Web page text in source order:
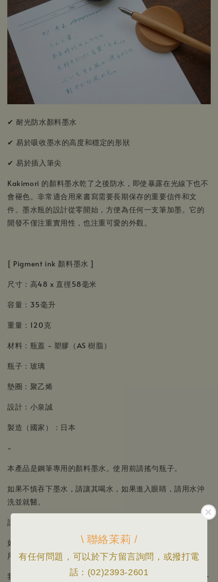
\ 聯絡茉莉 /
有任何問題，可以於下方留言詢問，或撥打電
話：(02)2393-2601
✔ 耐光防水顏料墨水
✔ 易於吸收墨水的高度和穩定的形狀
✔ 易於插入筆尖
Kakimori 的顏料墨水乾了之後防水，即使暴露在光線下也不
會褪色。非常適合用來書寫需要長期保存的重要信件和文
件。墨水瓶的設計從零開始，方便為任何一支筆加墨。它的
開發不僅注重實用性，也注重可愛的外觀。
[ Pigment ink 顏料墨水 ]
尺寸：高48 x 直徑58毫米
容量：35毫升
重量：120克
材料：瓶蓋 - 塑膠（AS 樹脂）
瓶子：玻璃
墊圈：聚乙烯
設計：小泉誠
製造（國家）：日本
-
本產品是鋼筆專用的顏料墨水。使用前請搖勻瓶子。
如果不慎吞下墨水，請讓其喝水，如果進入眼睛，請用水沖
洗並就醫。
請存放在遠離高溫、潮濕和陽光的地方。
如果筆尖的墨水變硬，可能會弄髒，無法書寫。請經常使
用，以防止墨水變乾。
我們沒有測試過 Kakimori 和 Inkstand 銷售的書寫工具以外